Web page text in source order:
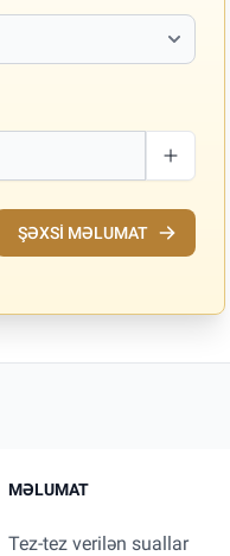
ŞƏXSI MƏLUMAT
MƏLUMAT
Tez-tez verilən suallar